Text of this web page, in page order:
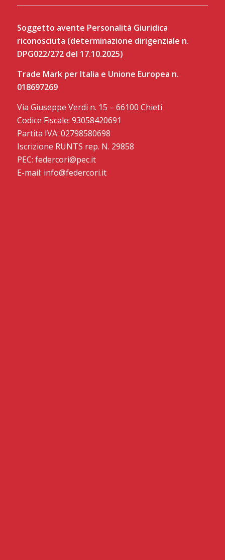
Soggetto avente Personalità Giuridica
riconosciuta (determinazione dirigenziale n.
DPG022/272 del 17.10.2025)
Trade Mark per Italia e Unione Europea n.
018697269
Via Giuseppe Verdi n. 15 – 66100 Chieti
Codice Fiscale: 93058420691
Partita IVA: 02798580698
Iscrizione RUNTS rep. N. 29858
PEC: federcori@pec.it
E-mail: info@federcori.it